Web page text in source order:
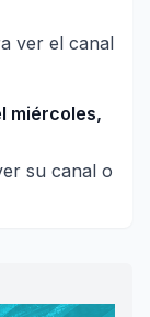
ver el canal
miércoles,
su canal o